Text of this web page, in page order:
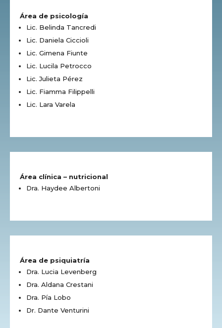
Área de psicología
Lic. Belinda Tancredi
Lic. Daniela Ciccioli
Lic. Gimena Fiunte
Lic. Lucila Petrocco
Lic. Julieta Pérez
Lic. Fiamma Filippelli
Lic. Lara Varela
Área clínica – nutricional
Dra. Haydee Albertoni
Área de psiquiatría
Dra. Lucia Levenberg
Dra. Aldana Crestani
Dra. Pía Lobo
Dr. Dante Venturini